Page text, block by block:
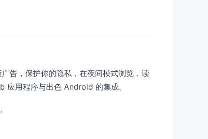
告，保护你的隐私，在夜间模式浏览，读
应用程序与出色 Android 的集成。